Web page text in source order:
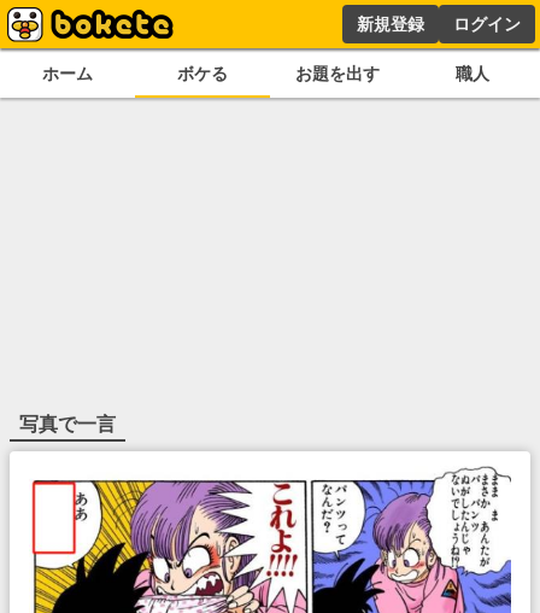
新規登録 ログイン
ホーム ボケる お題を出す 職人
写真で一言